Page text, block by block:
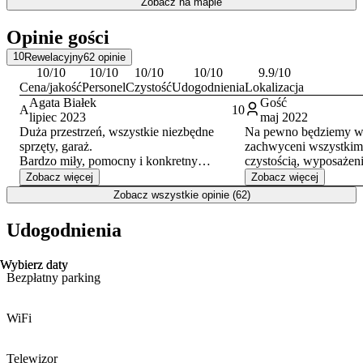
oddalonego o około 4 km. Akceptowane formy płatności to karta
Opinie gości
10Rewelacyjny62 opinie
10/10
Cena/jakość
10/10
Personel
10/10
Czystość
10/10
Udogodnienia
9.9/10
Lokalizacja
A
Agata Białek
lipiec 2023
10
Duża przestrzeń, wszystkie niezbędne
sprzęty, garaż.
Bardzo miły, pomocny i konkretny
właściciel. Wszystko funkcjonowało bez
zarzutu. Świetna lokalizacja, pozwalająca
na eksplorację Bydgoszczy pieszo.
Zobacz więcej
Gość
maj 2022
Na pewno będziemy
zachwyceni
czystością,
lokalizacją. Czuliśmy
porządnie
możliwość gotowania
Zobacz więcej
Zobacz wszystkie opinie (62)
Wybierz daty
Wybierz daty
Udogodnienia
Bezpłatny parking
WiFi
Telewizor